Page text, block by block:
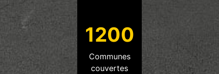
1200
Communes
couvertes